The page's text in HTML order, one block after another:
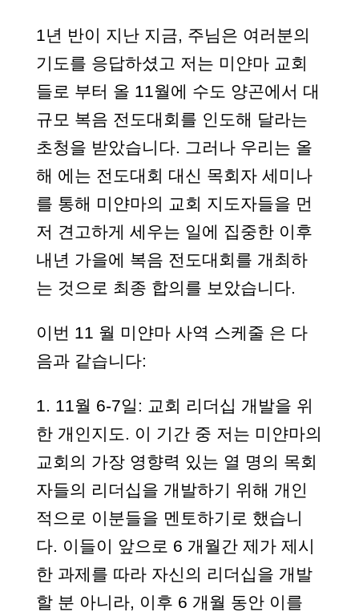
1년 반이 지난 지금, 주님은 여러분의
기도를 응답하셨고 저는 미얀마 교회
들로 부터 올 11월에 수도 양곤에서 대
규모 복음 전도대회를 인도해 달라는
초청을 받았습니다. 그러나 우리는 올
해 에는 전도대회 대신 목회자 세미나
를 통해 미얀마의 교회 지도자들을 먼
저 견고하게 세우는 일에 집중한 이후
내년 가을에 복음 전도대회를 개최하
는 것으로 최종 합의를 보았습니다.
이번 11 월 미얀마 사역 스케줄 은 다
음과 같습니다:
1. 11월 6-7일: 교회 리더십 개발을 위
한 개인지도. 이 기간 중 저는 미얀마의
교회의 가장 영향력 있는 열 명의 목회
자들의 리더십을 개발하기 위해 개인
적으로 이분들을 멘토하기로 했습니
다. 이들이 앞으로 6 개월간 제가 제시
한 과제를 따라 자신의 리더십을 개발
할 분 아니라, 이후 6 개월 동안 이를